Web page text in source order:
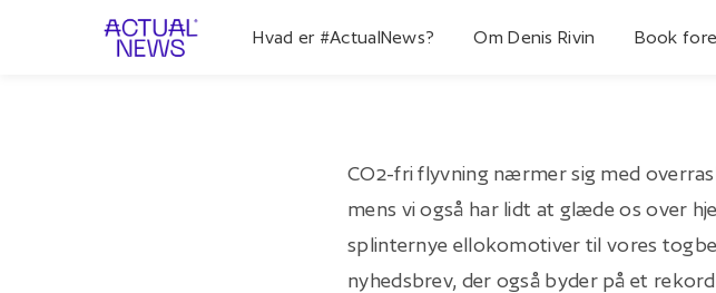
Hvad er #ActualNews? Om Denis Rivin Book
CO2-fri flyvning nærmer sig med
mens vi også har lidt at glæde os over
splinternye ellokomotiver til vores
nyhedsbrev, der også byder på et